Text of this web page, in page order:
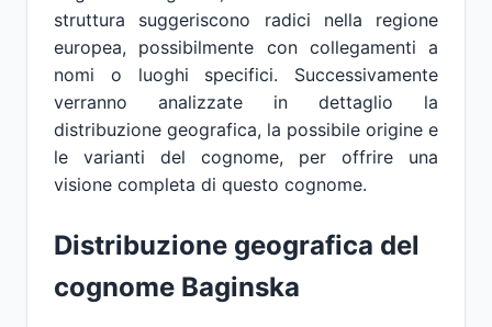
struttura suggeriscono radici nella regione
europea, possibilmente con collegamenti a
nomi o luoghi specifici. Successivamente
verranno analizzate in dettaglio la
distribuzione geografica, la possibile origine e
le varianti del cognome, per offrire una
visione completa di questo cognome.
Distribuzione geografica del
cognome Baginska